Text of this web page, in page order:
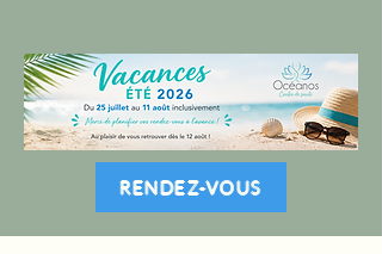
RENDEZ-VOUS